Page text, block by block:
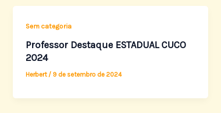
Sem categoria
Professor Destaque ESTADUAL CUCO
2024
Herbert / 9 de setembro de 2024